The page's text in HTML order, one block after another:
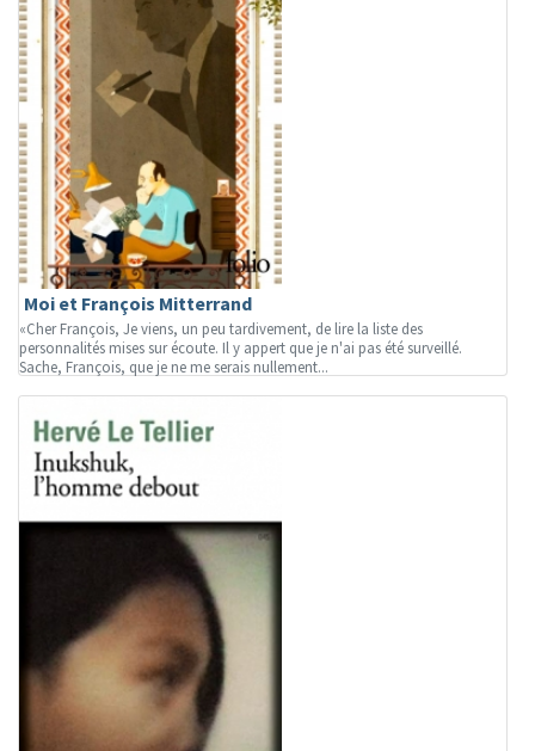
Moi et François Mitterrand
«Cher François, Je viens, un peu tardivement, de lire la liste des
personnalités mises sur écoute. Il y appert que je n'ai pas été surveillé.
Sache, François, que je ne me serais nullement...